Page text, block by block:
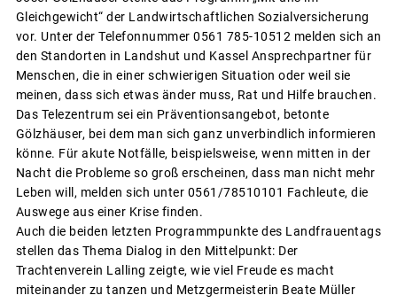
Gleichgewicht“ der Landwirtschaftlichen Sozialversicherung
vor. Unter der Telefonnummer 0561 785-10512 melden sich an
den Standorten in Landshut und Kassel Ansprechpartner für
Menschen, die in einer schwierigen Situation oder weil sie
meinen, dass sich etwas änder muss, Rat und Hilfe brauchen.
Das Telezentrum sei ein Präventionsangebot, betonte
Gölzhäuser, bei dem man sich ganz unverbindlich informieren
könne. Für akute Notfälle, beispielsweise, wenn mitten in der
Nacht die Probleme so groß erscheinen, dass man nicht mehr
Leben will, melden sich unter 0561/78510101 Fachleute, die
Auswege aus einer Krise finden.
Auch die beiden letzten Programmpunkte des Landfrauentags
stellen das Thema Dialog in den Mittelpunkt: Der
Trachtenverein Lalling zeigte, wie viel Freude es macht
miteinander zu tanzen und Metzgermeisterin Beate Müller